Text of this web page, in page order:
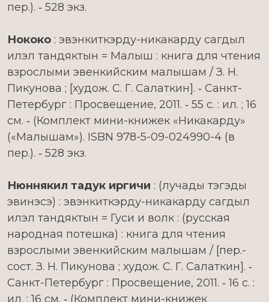
пер.). ‑ 528 экз.
Нококо : эвэнкиткэрду-никакарду сагдыл
илэл тандяктын = Малыш : книга для чтения
взрослыми эвенкийским малышам / З. Н.
Пикунова ; [худож. С. Г. Салаткин]. ‑ Санкт-
Петербург : Просвещение, 2011. ‑ 55 с. : ил. ; 16
см. ‑ (Комплект мини-книжек «Никакарду»
(«Малышам»). ISBN 978-5-09-024990-4 (в
пер.). ‑ 528 экз.
Нюннякил тадук иргичи : (лучады тэгэды
эвинэсэ) : эвэнкиткэрду-никакарду сагдыл
илэл тандяктын = Гуси и волк : (русская
народная потешка) : книга для чтения
взрослыми эвенкийским малышам / [пер.-
сост. З. Н. Пикунова ; худож. С. Г. Салаткин]. ‑
Санкт-Петербург : Просвещение, 2011. ‑ 16 с. :
ил. ; 16 см. ‑ (Комплект мини-книжек